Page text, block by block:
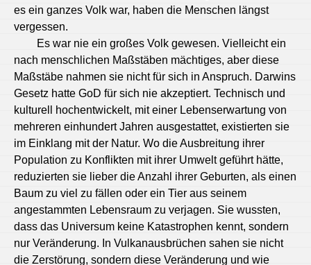
es ein ganzes Volk war, haben die Menschen längst
vergessen.
Es war nie ein großes Volk gewesen. Vielleicht ein
nach menschlichen Maßstäben mächtiges, aber diese
Maßstäbe nahmen sie nicht für sich in Anspruch. Darwins
Gesetz hatte GoD für sich nie akzeptiert. Technisch und
kulturell hochentwickelt, mit einer Lebenserwartung von
mehreren einhundert Jahren ausgestattet, existierten sie
im Einklang mit der Natur. Wo die Ausbreitung ihrer
Population zu Konflikten mit ihrer Umwelt geführt hätte,
reduzierten sie lieber die Anzahl ihrer Geburten, als einen
Baum zu viel zu fällen oder ein Tier aus seinem
angestammten Lebensraum zu verjagen. Sie wussten,
dass das Universum keine Katastrophen kennt, sondern
nur Veränderung. In Vulkanausbrüchen sahen sie nicht
die Zerstörung, sondern diese Veränderung und wie